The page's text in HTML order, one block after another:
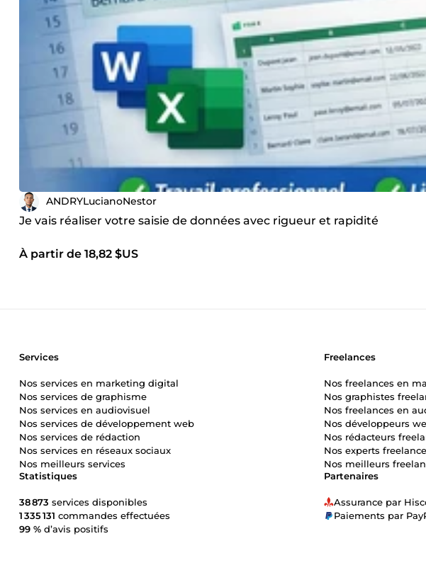
ANDRYLucianoNestor
Je vais réaliser votre saisie de données avec rigueur et rapidité
À partir de 18,82 $US
Partenaires
Assurance par
Paiements par
Statistiques
38 873 services disponibles
1 335 131 commandes effectuées
99 % d’avis positifs
Services
Nos services en marketing digital
Nos services de graphisme
Nos services en audiovisuel
Nos services de développement web
Nos services de rédaction
Nos services en réseaux sociaux
Nos meilleurs services
Freelances
Nos freelances en
Nos graphistes
Nos freelances en
Nos développeurs
Nos rédacteurs
Nos experts
Nos meilleurs